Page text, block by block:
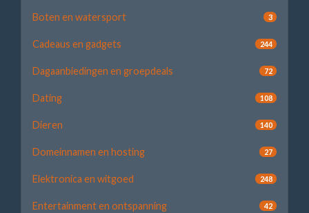
Boten en watersport 3
Cadeaus en gadgets 244
Dagaanbiedingen en groepdeals 72
Dating 108
Dieren 140
Domeinnamen en hosting 27
Elektronica en witgoed 248
Entertainment en ontspanning 42